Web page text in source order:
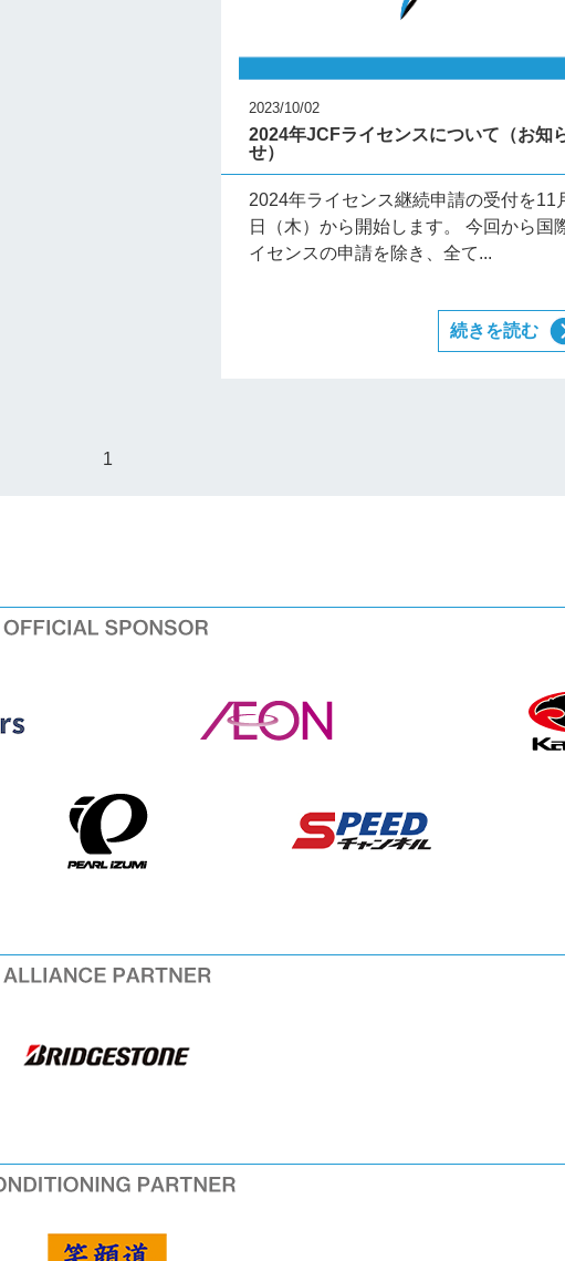
2023/10/02
2024年JCFライセンスについて（お知
せ）
2024年ライセンス継続申請の受付を11
日（木）から開始します。 今回から国
イセンスの申請を除き、全て...
続きを読む
1